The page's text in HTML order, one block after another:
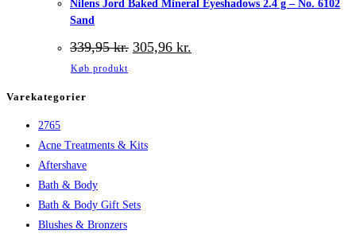
Nilens Jord Baked Mineral Eyeshadows 2.4 g – No. 6102
Sand
339,95kr. Den
oprindelige
305,96 kr.
aktuelle
Køb produkt
Varekategorier
2765
Acne Treatments & Kits
Aftershave
Bath & Body
Bath & Body Gift Sets
Blushes & Bronzers